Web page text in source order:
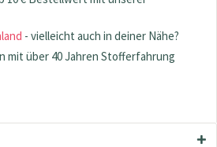
- vielleicht auch in deiner Nähe?
mit über 40 Jahren Stofferfahrung